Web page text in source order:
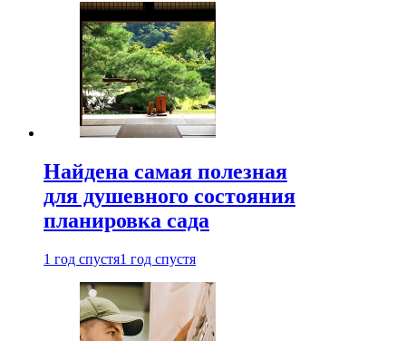
Найдена самая полезная
для душевного состояния
планировка сада
1 год спустя1 год спустя